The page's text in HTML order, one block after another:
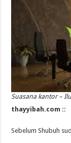
Suasana kantor –
thayyibah.com ::
Sebelum Shubuh